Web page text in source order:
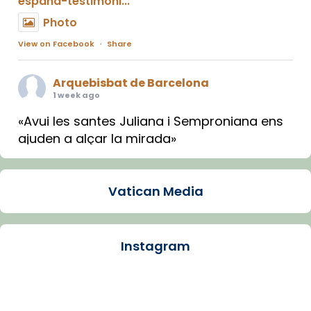
Photo
View on Facebook · Share
Arquebisbat de Barcelona
1 week ago
«Avui les santes Juliana i Semproniana ens
ajuden a alçar la mirada»
Mons. Sergi Gordo, bisbe de Tortosa, ha
Santes de Mataró.
🔗tinyurl.com/cvu5jmbk
Vatican Media
Instagram